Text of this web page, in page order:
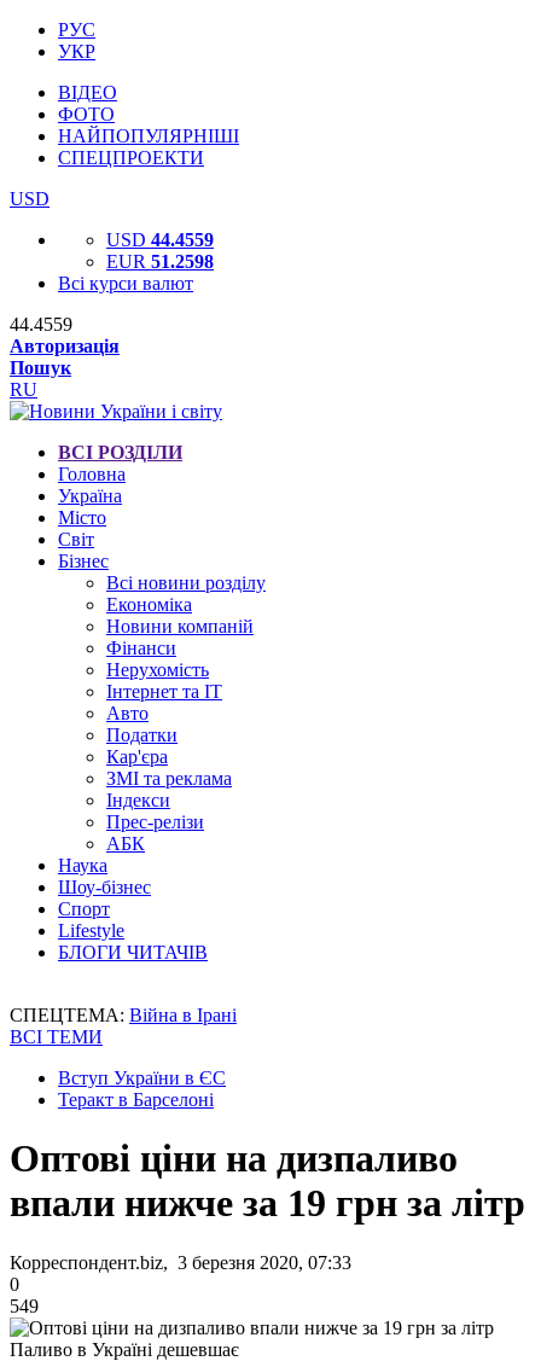
РУС
УКР
ВІДЕО
ФОТО
НАЙПОПУЛЯРНІШІ
СПЕЦПРОЕКТИ
USD
USD 44.4559
EUR 51.2598
Всі курси валют
44.4559
Авторизація
Пошук
RU
ВСІ РОЗДІЛИ
Головна
Україна
Місто
Світ
Бізнес
Всі новини розділу
Економіка
Новини компаній
Фінанси
Нерухомість
Інтернет та IT
Авто
Податки
Кар'єра
ЗМІ та реклама
Індекси
Прес-релізи
АБК
Наука
Шоу-бізнес
Спорт
Lifestyle
БЛОГИ ЧИТАЧІВ
СПЕЦТЕМА: Війна в Ірані
ВСІ ТЕМИ
Вступ України в ЄС
Теракт в Барселоні
Оптові ціни на дизпаливо
впали нижче за 19 грн за літр
Корреспондент.biz, 3 березня 2020, 07:33
0
549
Паливо в Україні дешевшає